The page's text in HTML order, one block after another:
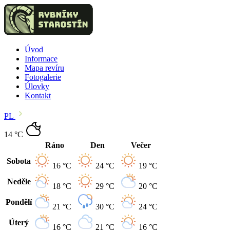
Úvod
Informace
Mapa revíru
Fotogalerie
Úlovky
Kontakt
PL
14 °C
Ráno
Den
Večer
Sobota
16 °C 24 °C
19 °C
Neděle
18 °C 29 °C
20 °C
Pondělí
21 °C 30 °C
24 °C
Úterý
16 °C 21 °C
16 °C